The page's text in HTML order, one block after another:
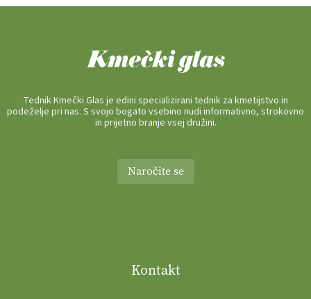
Tednik Kmečki Glas je edini specializirani tednik za kmetijstvo in
podeželje pri nas. S svojo bogato vsebino nudi informativno, strokovno
in prijetno branje vsej družini.
Naročite se
Kontakt